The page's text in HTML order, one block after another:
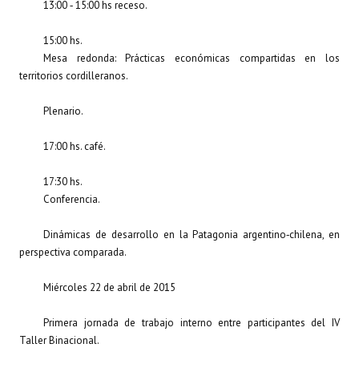
13:00 ‐ 15:00 hs receso.
15:00 hs.
Mesa redonda: Prácticas económicas compartidas en los
territorios cordilleranos.
Plenario.
17:00 hs. café.
17:30 hs.
Conferencia.
Dinámicas de desarrollo en la Patagonia argentino‐chilena, en
perspectiva comparada.
Miércoles 22 de abril de 2015
Primera jornada de trabajo interno entre participantes del IV
Taller Binacional.